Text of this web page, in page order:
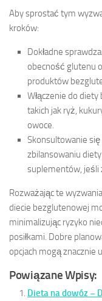
Aby sprostać tym
kroków:
Dokładne
obecność glutenu
produktów
Włączenie do
takich jak ryż,
owoce.
Skonsultowanie
zbilansowaniu
suplementów, jeśli
Rozważając te
diecie bezglutenowej
minimalizując ryzyko
posiłkami. Dobre
opcjach mogą znacznie
Powiązane Wpisy:
Dieta na dowóz –